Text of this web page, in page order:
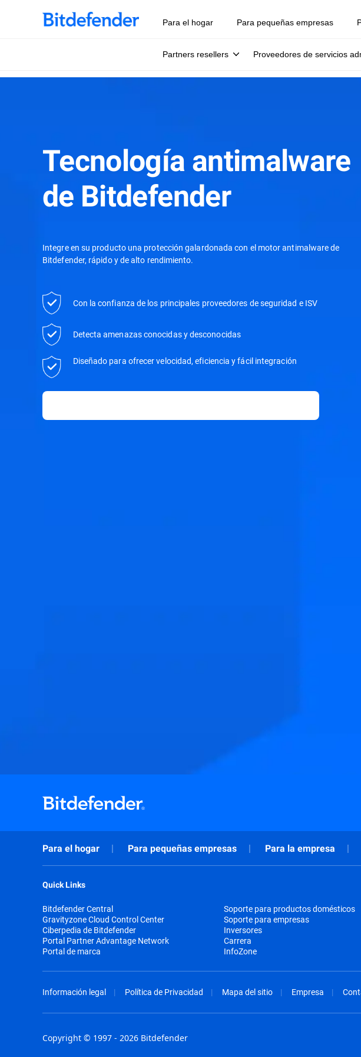
Para el hogar Para pequeñas empresas
Partners resellers Proveedores de servicios
Tecnología antimalware
de Bitdefender
Integre en su producto una protección galardonada con el motor antimalware de
Bitdefender, rápido y de alto rendimiento.
Con la confianza de los principales proveedores de seguridad e ISV
Detecta amenazas conocidas y desconocidas
Diseñado para ofrecer velocidad, eficiencia y fácil integración
Para el hogar Para pequeñas empresas Para la empresa
Quick Links
Bitdefender Central
Gravityzone Cloud Control Center
Ciberpedia de Bitdefender
Portal Partner Advantage Network
Portal de marca
Soporte para productos domésticos
Soporte para empresas
Inversores
Carrera
InfoZone
Información legal Política de Privacidad Mapa del sitio Empresa
Copyright © 1997 - 2026 Bitdefender